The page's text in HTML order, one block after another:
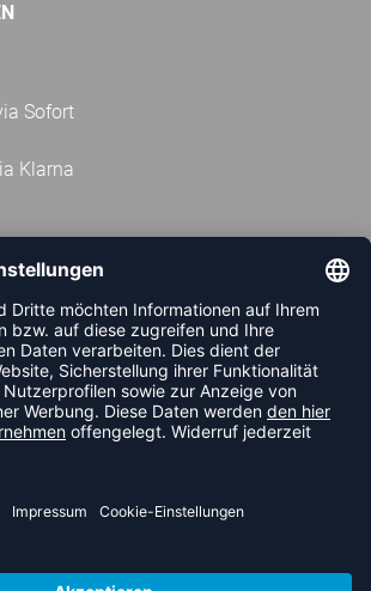
Sofort
Klarna
DEN KOSTENLOSEN
NEWSLETTER UND VERPASSE KEINE
AKTION MEHR.
JETZT ANMELDEN